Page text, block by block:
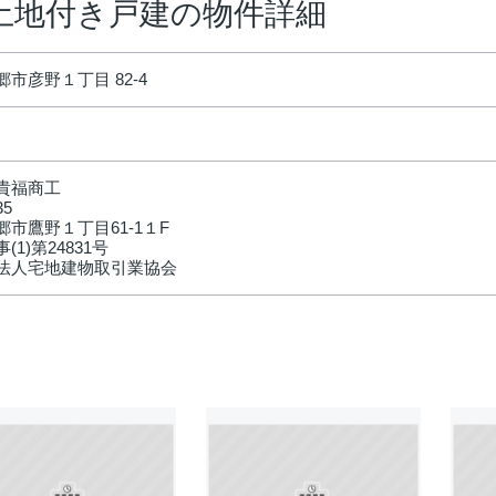
地付き戸建の物件詳細
市彦野１丁目 82-4
福商工
市鷹野１丁目61-1１F
(1)第24831号
人宅地建物取引業協会